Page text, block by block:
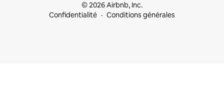
© 2026 Airbnb, Inc.
Confidentialité
Conditions générales